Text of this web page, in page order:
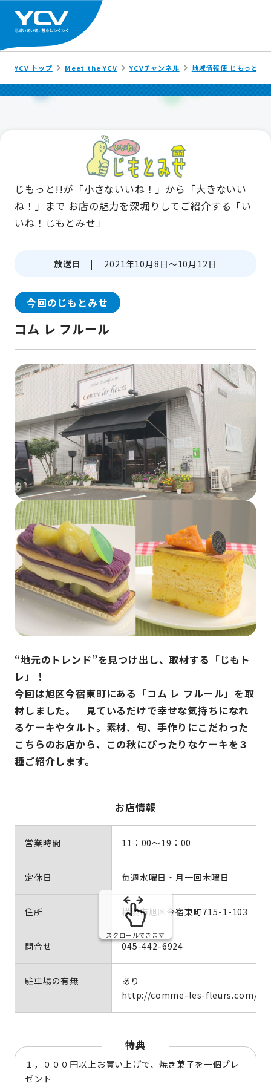
YCV トップ Meet the YCV YCVチャンネル 地域情報便 じもっと!!
じもっと!!が「小さないいね！」から「大きないい
ね！」まで お店の魅力を深堀りしてご紹介する「い
いね！じもとみせ」
放送日 | 2021年10月8日～10月12日
今回のじもとみせ
コム レ フルール
“地元のトレンド”を見つけ出し、取材する「じもト
レ」！
今回は旭区今宿東町にある「コム レ フルール」を取
材しました。 見ているだけで幸せな気持ちになれ
るケーキやタルト。素材、旬、手作りにこだわった
こちらのお店から、この秋にぴったりなケーキを３
種ご紹介します。
お店情報
営業時間 11：00～19：00
定休日 毎週水曜日・月一回木曜日
住所 横浜市旭区今宿東町715-1-103
問合せ 045-442-6924
駐車場の有無
あり
http://comme-les-fleurs.com/
スクロールできます
特典
１，０００円以上お買い上げで、焼き菓子を一個プレ
ゼント